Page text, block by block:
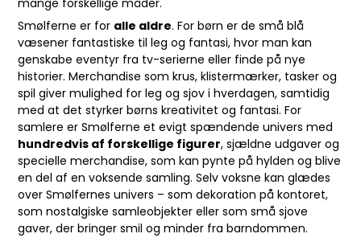
mange forskellige måder.
Smølferne er for alle aldre. For børn er de små blå
væsener fantastiske til leg og fantasi, hvor man kan
genskabe eventyr fra tv-serierne eller finde på nye
historier. Merchandise som krus, klistermærker, tasker og
spil giver mulighed for leg og sjov i hverdagen, samtidig
med at det styrker børns kreativitet og fantasi. For
samlere er Smølferne et evigt spændende univers med
hundredvis af forskellige figurer, sjældne udgaver og
specielle merchandise, som kan pynte på hylden og blive
en del af en voksende samling. Selv voksne kan glædes
over Smølfernes univers – som dekoration på kontoret,
som nostalgiske samleobjekter eller som små sjove
gaver, der bringer smil og minder fra barndommen.